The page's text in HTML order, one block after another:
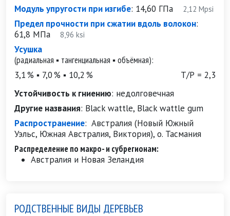
Модуль упругости при изгибе: 14,60 ГПа 2,12 Mpsi
Предел прочности при сжатии вдоль волокон:
61,8 МПа 8,96 ksi
Усушка
(радиальная ▪ тангенциальная ▪ объёмная):
3,1 % ▪ 7,0 % ▪ 10,2 %
Т/Р = 2,3
Устойчивость к гниению: недолговечная
Другие названия: Black wattle, Black wattle gum
Распространение: Австралия (Новый Южный
Уэльс, Южная Австралия, Виктория), о. Тасмания
Распределение по макро- и субрегионам:
Австралия и Новая Зеландия
РОДСТВЕННЫЕ ВИДЫ ДЕРЕВЬЕВ